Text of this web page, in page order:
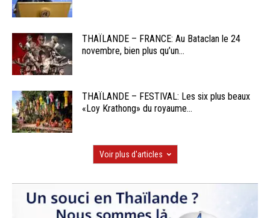
THAÏLANDE – FRANCE: Au Bataclan le 24
novembre, bien plus qu’un...
THAÏLANDE – FESTIVAL: Les six plus beaux
«Loy Krathong» du royaume...
Voir plus d'articles